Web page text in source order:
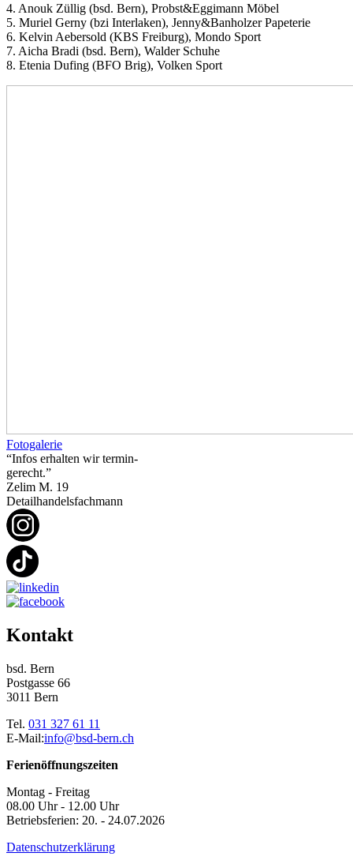
4. Anouk Züllig (bsd. Bern), Probst&Eggimann Möbel
5. Muriel Gerny (bzi Interlaken), Jenny&Banholzer Papeterie
6. Kelvin Aebersold (KBS Freiburg), Mondo Sport
7. Aicha Bradi (bsd. Bern), Walder Schuhe
8. Etenia Dufing (BFO Brig), Volken Sport
Fotogalerie
“Infos erhalten wir termin-
gerecht.”
Zelim M. 19
Detailhandelsfachmann
Kontakt
bsd. Bern
Postgasse 66
3011 Bern
Tel. 031 327 61 11
E-Mail:info@bsd-bern.ch
Ferienöffnungszeiten
Montag - Freitag
08.00 Uhr - 12.00 Uhr
Betriebsferien: 20. - 24.07.2026
Datenschutzerklärung